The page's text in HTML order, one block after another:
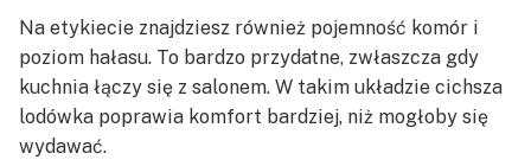
Na etykiecie znajdziesz również pojemność komór i
poziom hałasu. To bardzo przydatne, zwłaszcza gdy
kuchnia łączy się z salonem. W takim układzie cichsza
lodówka poprawia komfort bardziej, niż mogłoby się
wydawać.